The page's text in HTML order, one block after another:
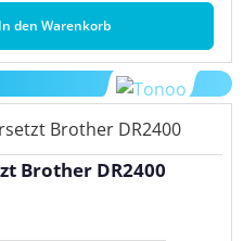
In den Warenkorb
Brother DR2400